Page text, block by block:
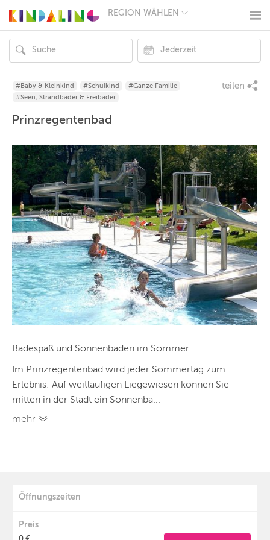
REGION WÄHLEN
MÜNCHEN
HAMBURG
FRANKFURT
KÖLN
DÜSSELDORF
STUTTGART
NÜRNBERG
WIEN
ZÜRICH
ANDERE
REGIONEN
#Baby & Kleinkind #Schulkind
#Ganze Familie
#Seen, Strandbäder & Freibäder
teilen
Prinzregentenbad
Badespaß und Sonnenbaden im Sommer
Im Prinzregentenbad wird jeder Sommertag zum
Erlebnis: Auf weitläufigen Liegewiesen können Sie
mitten in der Stadt ein Sonnenba...
mehr
Öffnungszeiten
Preis